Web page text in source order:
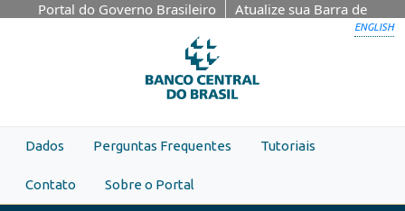
Skip to main content
Portal do Governo Brasileiro
Atualize sua Barra de
ENGLISH
Dados Perguntas Frequentes Tutoriais
Contato Sobre o Portal